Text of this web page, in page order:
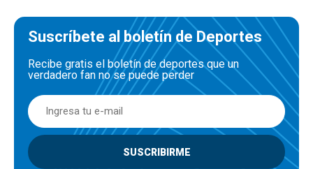
Suscríbete al boletín de Deportes
Recibe gratis el boletín de deportes que un
verdadero fan no se puede perder
SUSCRIBIRME